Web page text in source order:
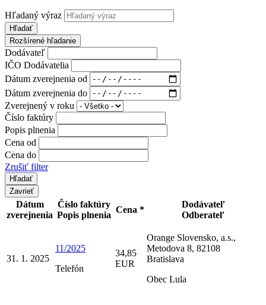
Hľadaný výraz
Hľadať
Rozšírené hľadanie
Dodávateľ
IČO Dodávatelia
Dátum zverejnenia od
Dátum zverejnenia do
Zverejnený v roku
Číslo faktúry
Popis plnenia
Cena od
Cena do
Zrušiť filter
Zavrieť
Dátum
zverejnenia
Číslo faktúry
Popis plnenia
Cena *
Dodávateľ
Odberateľ
31. 1. 2025
11/2025
Telefón
34,85
EUR
Orange Slovensko, a.s.,
Metodova 8, 82108
Bratislava
Obec Lula